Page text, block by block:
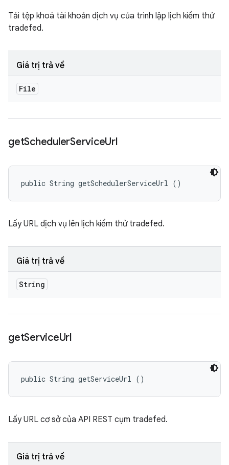
Tải tệp khoá tài khoản dịch vụ của trình lập lịch kiểm thử
tradefed.
Giá trị trả về
File
getSchedulerServiceUrl
public String getSchedulerServiceUrl ()
Lấy URL dịch vụ lên lịch kiểm thử tradefed.
Giá trị trả về
String
getServiceUrl
public String getServiceUrl ()
Lấy URL cơ sở của API REST cụm tradefed.
Giá trị trả về